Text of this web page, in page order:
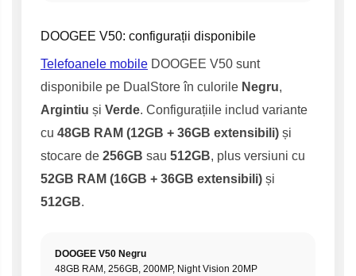
DOOGEE V50: configurații disponibile
Telefoanele mobile DOOGEE V50 sunt
disponibile pe DualStore în culorile Negru,
Argintiu și Verde. Configurațiile includ variante
cu 48GB RAM (12GB + 36GB extensibili) și
stocare de 256GB sau 512GB, plus versiuni cu
52GB RAM (16GB + 36GB extensibili) și
512GB.
DOOGEE V50 Negru
48GB RAM, 256GB, 200MP, Night Vision 20MP